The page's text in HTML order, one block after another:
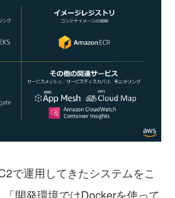
で運用してきたシステムをこ
開発環境ではDockerを使って